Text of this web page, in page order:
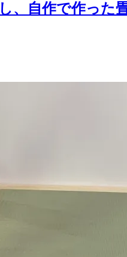
、自作で作った